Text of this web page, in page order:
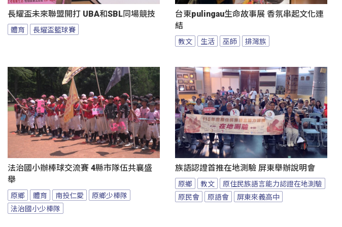
長耀盃未來聯盟開打 UBA和SBL同場競技
體育 長耀盃籃球賽
台東pulingau生命故事展 香氛串起文化連
結
教文 生活 巫師 排灣族
法治國小辦棒球交流賽 4縣市隊伍共襄盛
舉
原鄉 體育 南投仁愛
原鄉少棒隊
法治國小少棒隊
族語認證首推在地測驗 屏東舉辦說明會
原鄉 教文
原住民族語言能力認證在地測驗
原民會
原語會 屏東來義高中